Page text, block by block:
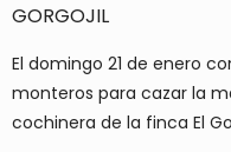
GORGOJIL
El domingo 21 de enero
monteros para cazar la
cochinera de la finca El